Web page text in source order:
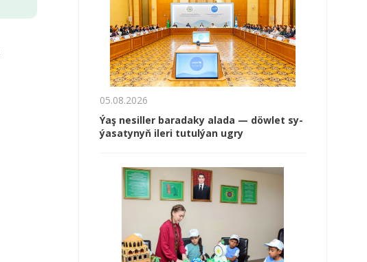
05.08.2026
Ýaş ne­sil­ler ba­ra­da­ky ala­da — döw­let sy­
ýa­sa­ty­nyň ile­ri tu­tul­ýan ug­ry